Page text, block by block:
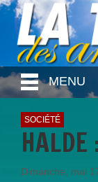
MENU
SOCIÉTÉ
Dimanche, mai